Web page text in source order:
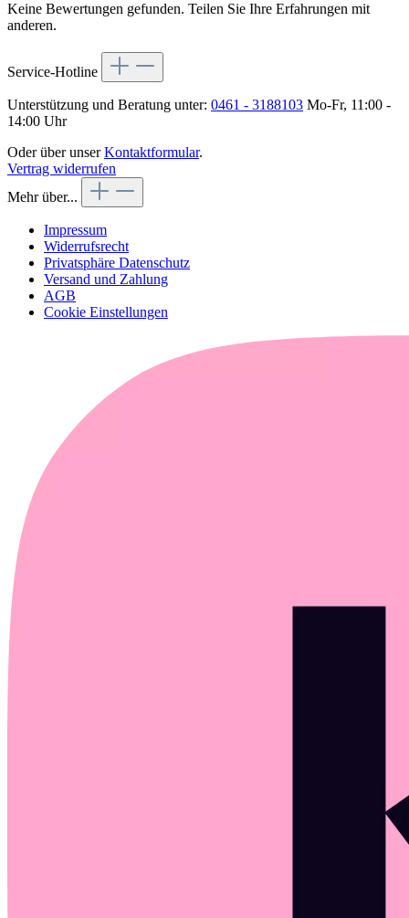
Keine Bewertungen gefunden. Teilen Sie Ihre Erfahrungen mit
anderen.
Service-Hotline
Unterstützung und Beratung unter: 0461 - 3188103 Mo-Fr, 11:00 -
14:00 Uhr
Oder über unserKontaktformular.
Vertrag widerrufen
Mehr über...
Impressum
Widerrufsrecht
Privatsphäre Datenschutz
Versand und Zahlung
AGB
Cookie Einstellungen